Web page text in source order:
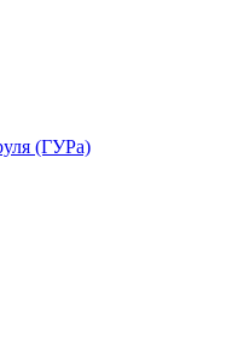
(ГУРа)